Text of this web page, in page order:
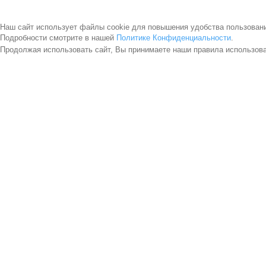
Наш сайт использует файлы cookie для повышения удобства
Подробности смотрите в нашей Политике Конфиденциальности.
Продолжая использовать сайт, Вы принимаете наши правила